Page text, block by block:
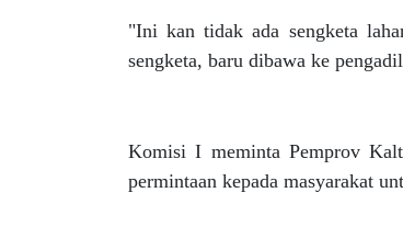
"Ini kan tidak ada sengketa
sengketa, baru dibawa ke
Komisi I meminta Pemprov
permintaan kepada masyarakat